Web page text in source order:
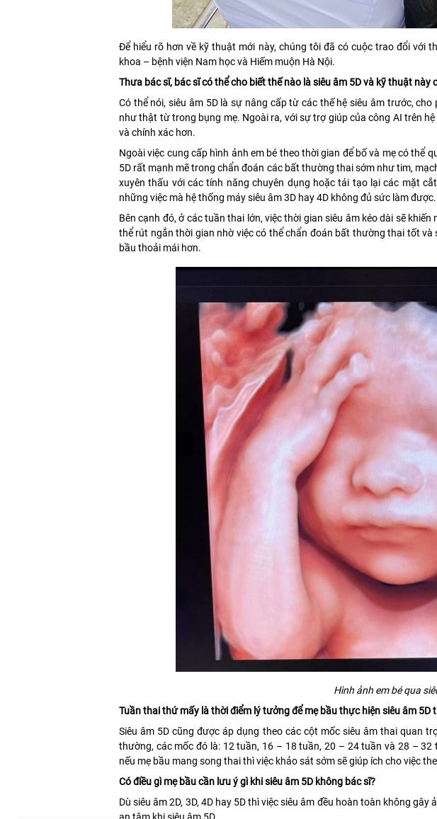
Để hiểu rõ hơn về kỹ thuật mới này, chúng tôi đã có cuộc trao đổi với
khoa – bệnh viện Nam học và Hiếm muộn Hà Nội.
Thưa bác sĩ, bác sĩ có thể cho biết thế nào là siêu âm 5D và kỹ thuật
Có thể nói, siêu âm 5D là sự nâng cấp từ các thế hệ siêu âm trước,
như thật từ trong bụng mẹ. Ngoài ra, với sự trợ giúp của công AI trên
và chính xác hơn.
Ngoài việc cung cấp hình ảnh em bé theo thời gian để bố và mẹ có thể
5D rất mạnh mẽ trong chẩn đoán các bất thường thai sớm như tim,
xuyên thấu với các tính năng chuyên dụng hoặc tái tạo lại các mặt
những việc mà hệ thống máy siêu âm 3D hay 4D không đủ sức làm được.
Bên cạnh đó, ở các tuần thai lớn, việc thời gian siêu âm kéo dài sẽ
thể rút ngắn thời gian nhờ việc có thể chẩn đoán bất thường thai tốt
bầu thoải mái hơn.
Hình ảnh em bé qua
Tuần thai thứ mấy là thời điểm lý tưởng để mẹ bầu thực hiện siêu âm 5D
Siêu âm 5D cũng được áp dụng theo các cột mốc siêu âm thai quan
thường, các mốc đó là: 12 tuần, 16 – 18 tuần, 20 – 24 tuần và 28 –
nếu mẹ bầu mang song thai thì việc khảo sát sớm sẽ giúp ích cho việc
Có điều gì mẹ bầu cần lưu ý gì khi siêu âm 5D không bác sĩ?
Dù siêu âm 2D, 3D, 4D hay 5D thì việc siêu âm đều hoàn toàn không